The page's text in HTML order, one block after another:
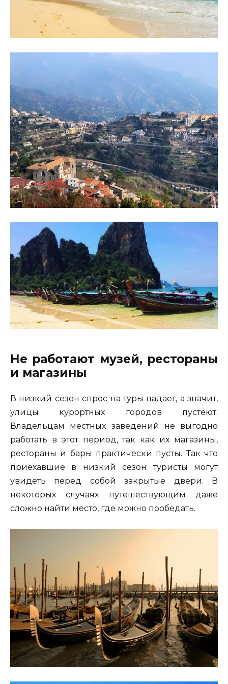
Не работают музей, рестораны
и магазины
В низкий сезон спрос на туры падает, а значит,
улицы курортных городов пустеют.
Владельцам местных заведений не выгодно
работать в этот период, так как их магазины,
рестораны и бары практически пусты. Так что
приехавшие в низкий сезон туристы могут
увидеть перед собой закрытые двери. В
некоторых случаях путешествующим даже
сложно найти место, где можно пообедать.